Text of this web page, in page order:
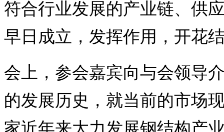
符合行业发展的产业链、供
早日成立，发挥作用，开花
会上，参会嘉宾向与会领导
的发展历史，就当前的市场